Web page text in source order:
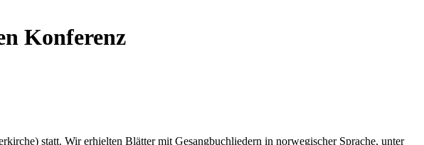
Konferenz
statt. Wir erhielten Blätter mit Gesangbuchliedern in norwegischer Sprache, unter